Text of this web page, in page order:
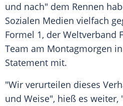
und nach" dem Rennen
Sozialen Medien vielfach
Formel 1, der Weltverband
Team am Montagmorgen
Statement mit.
"Wir verurteilen dieses
und Weise", hieß es weiter,